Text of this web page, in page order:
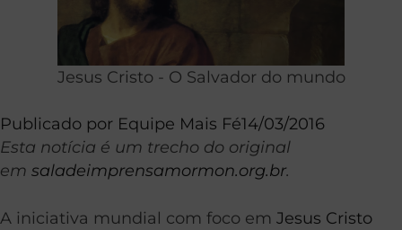
Jesus Cristo - O Salvador do mundo
Publicado por Equipe Mais Fé14/03/2016
Esta notícia é um trecho do original
em saladeimprensamormon.org.br.
A iniciativa mundial com foco em Jesus Cristo